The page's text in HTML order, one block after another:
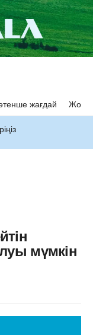
жағдай Жол
мүмкін